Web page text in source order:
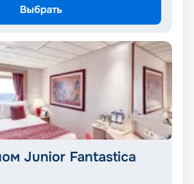
Выбрать
Junior Fantastica